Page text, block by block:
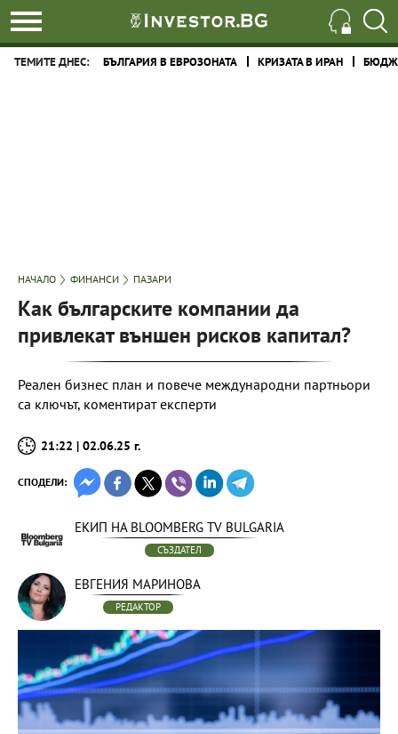
ТЕМИТЕ ДНЕС: БЪЛГАРИЯ В ЕВРОЗОНАТА КРИЗАТА В ИРАН
НАЧАЛО ФИНАНСИ ПАЗАРИ
Как българските компании да
привлекат външен рисков капитал?
Реален бизнес план и повече международни партньори
са ключът, коментират експерти
21:22 | 02.06.25 г.
СПОДЕЛИ:
ЕКИП НА BLOOMBERG TV BULGARIA
СЪЗДАТЕЛ
ЕВГЕНИЯ МАРИНОВА
РЕДАКТОР